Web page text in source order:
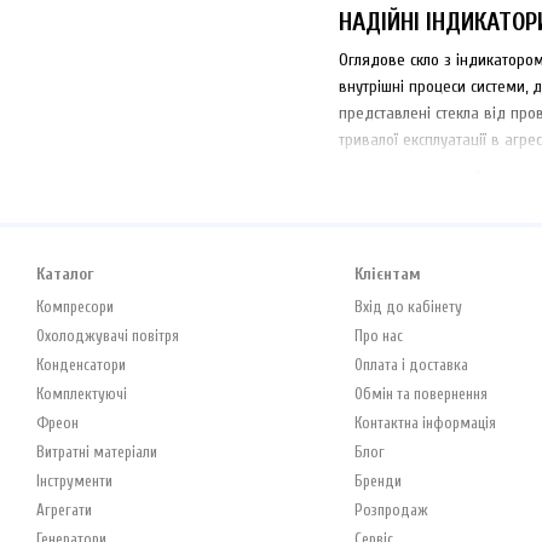
НАДІЙНІ
Оглядове скло з
внутрішні процеси системи,
представлені стекла від
тривалої експлуатації в
пухирців часто вказує
Визначення вологості
необхідність
:
Різноманітність
автоматики
ТЕХНІЧНИЙ ПІДБІР ТА
При виборі оглядового
Каталог
Компресори
Охолоджувачі повітря
Конденсатори
Комплектуючі
Фреон
Витратні матеріали
Інструменти
Агрегати
Клієнтам
Вхід до кабінету
Про нас
Оплата і доставка
Обмін та повернення
Контактна інформація
Блог
Бренди
Розпродаж